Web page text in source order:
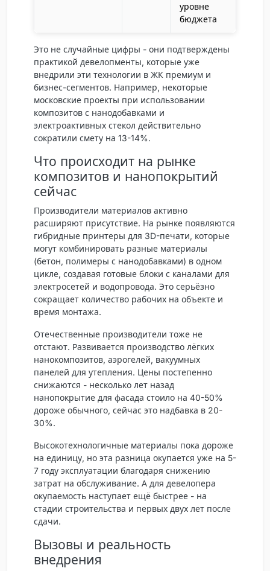
уровне
бюджета
Это не случайные цифры - они подтверждены
практикой девелопменты, которые уже
внедрили эти технологии в ЖК премиум и
бизнес-сегментов. Например, некоторые
московские проекты при использовании
композитов с нанодобавками и
электроактивных стекол действительно
сократили смету на 13-14%.
Что происходит на рынке
композитов и нанопокрытий
сейчас
Производители материалов активно
расширяют присутствие. На рынке появляются
гибридные принтеры для 3D-печати, которые
могут комбинировать разные материалы
(бетон, полимеры с нанодобавками) в одном
цикле, создавая готовые блоки с каналами для
электросетей и водопровода. Это серьёзно
сокращает количество рабочих на объекте и
время монтажа.
Отечественные производители тоже не
отстают. Развивается производство лёгких
нанокомпозитов, аэрогелей, вакуумных
панелей для утепления. Цены постепенно
снижаются - несколько лет назад
нанопокрытие для фасада стоило на 40-50%
дороже обычного, сейчас это надбавка в 20-
30%.
Высокотехнологичные материалы пока дороже
на единицу, но эта разница окупается уже на 5-
7 году эксплуатации благодаря снижению
затрат на обслуживание. А для девелопера
окупаемость наступает ещё быстрее - на
стадии строительства и первых двух лет после
сдачи.
Вызовы и реальность
внедрения